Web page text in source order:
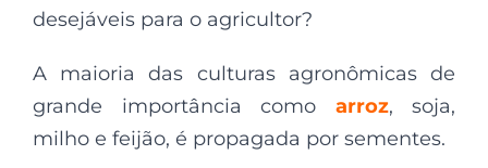
desejáveis para o agricultor?
A maioria das culturas agronômicas de
grande importância como arroz, soja,
milho e feijão, é propagada por sementes.